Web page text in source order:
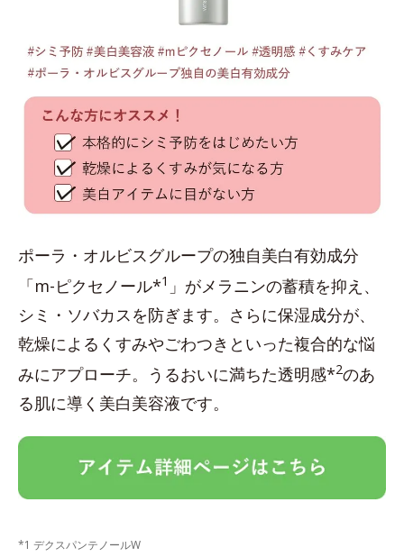
ポーラ・オルビスグループの独自美白有効成分
「m-ピクセノール*1 」がメラニンの蓄積を抑え、
シミ・ソバカスを防ぎます。さらに保湿成分が、
乾燥によるくすみやごわつきといった複合的な悩
みにアプローチ。うるおいに満ちた透明感*2のあ
る肌に導く美白美容液です。
*1 デクスパンテノールW